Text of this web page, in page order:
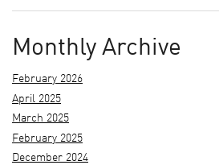
Monthly Archive
February 2026
April 2025
March 2025
February 2025
December 2024